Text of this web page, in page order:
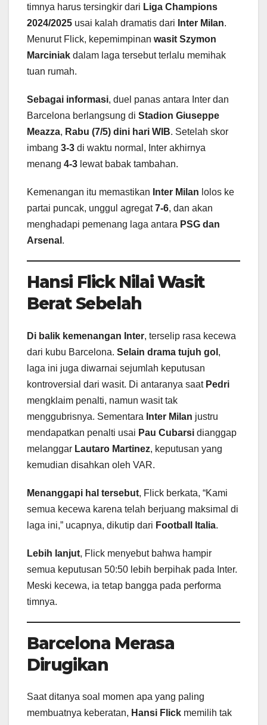
timnya harus tersingkir dari Liga Champions
2024/2025 usai kalah dramatis dari Inter Milan.
Menurut Flick, kepemimpinan wasit Szymon
Marciniak dalam laga tersebut terlalu memihak
tuan rumah.
Sebagai informasi, duel panas antara Inter dan
Barcelona berlangsung di Stadion Giuseppe
Meazza, Rabu (7/5) dini hari WIB. Setelah skor
imbang 3-3 di waktu normal, Inter akhirnya
menang 4-3 lewat babak tambahan.
Kemenangan itu memastikan Inter Milan lolos ke
partai puncak, unggul agregat7-6, dan akan
menghadapi pemenang laga antara PSG dan
Arsenal .
Hansi Flick Nilai Wasit
Berat Sebelah
Di balik kemenangan Inter, terselip rasa kecewa
dari kubu Barcelona. Selain drama tujuh gol ,
laga ini juga diwarnai sejumlah keputusan
kontroversial dari wasit. Di antaranya saat Pedri
mengklaim penalti, namun wasit tak
menggubrisnya. Sementara Inter Milan justru
mendapatkan penalti usai Pau Cubarsi dianggap
melanggar Lautaro Martinez, keputusan yang
kemudian disahkan oleh VAR.
Menanggapi hal tersebut, Flick berkata, “Kami
semua kecewa karena telah berjuang maksimal di
laga ini,” ucapnya, dikutip dari Football Italia.
Lebih lanjut, Flick menyebut bahwa hampir
semua keputusan 50:50 lebih berpihak pada Inter.
Meski kecewa, ia tetap bangga pada performa
timnya.
Barcelona Merasa
Dirugikan
Saat ditanya soal momen apa yang paling
membuatnya keberatan, Hansi Flick memilih tak